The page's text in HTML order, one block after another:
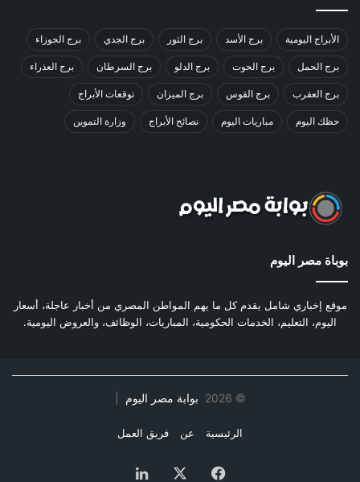
الأبراج اليومية برج الأسد برج الثور برج الجدي برج الجوزاء
برج الحمل برج الحوت برج الدلو برج السرطان برج العذراء
برج العقرب برج القوس برج الميزان توقعات الأبراج
حظك اليوم مباريات اليوم نصائح الأبراج وزارة التموين
بوباة مصر اليوم
موقع إخباري شامل يقدم كل ما يهم المواطن المصري من أخبار عاجلة، أسعار
اليوم، التعليم، الخدمات الحكومية، المباريات، الوظائف، والعروض اليومية.
©
2026 بوابة مصر اليوم
الرئيسية عن فريق العمل
فيسبوك لينكدإن